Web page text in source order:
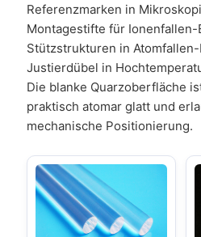
Referenzmarken in
Montagestifte für Ionenfallen-
Stützstrukturen in
Justierdübel in
Die blanke Quarzoberfläche
praktisch atomar glatt und
mechanische Positionierung.